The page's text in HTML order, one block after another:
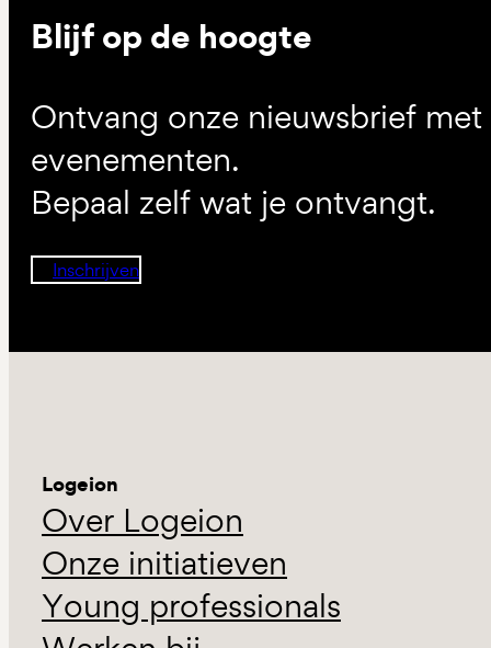
Blijf op de hoogte
Ontvang onze nieuwsbrief
evenementen.
Bepaal zelf wat je ontvangt.
Inschrijven
Logeion
Over Logeion
Onze initiatieven
Young professionals